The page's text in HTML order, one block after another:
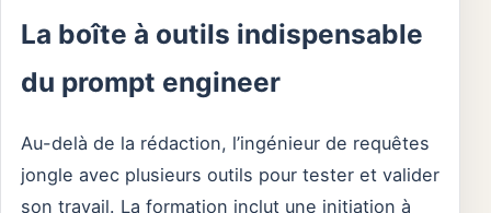
La boîte à outils indispensable
du prompt engineer
Au-delà de la rédaction, l’ingénieur de requêtes
jongle avec plusieurs outils pour tester et valider
son travail. La formation inclut une initiation à